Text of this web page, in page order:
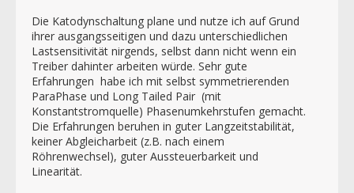
Die Katodynschaltung plane und nutze ich auf Grund
ihrer ausgangsseitigen und dazu unterschiedlichen
Lastsensitivität nirgends, selbst dann nicht wenn ein
Treiber dahinter arbeiten würde. Sehr gute
Erfahrungen habe ich mit selbst symmetrierenden
ParaPhase und Long Tailed Pair (mit
Konstantstromquelle) Phasenumkehrstufen gemacht.
Die Erfahrungen beruhen in guter Langzeitstabilität,
keiner Abgleicharbeit (z.B. nach einem
Röhrenwechsel), guter Aussteuerbarkeit und
Linearität.